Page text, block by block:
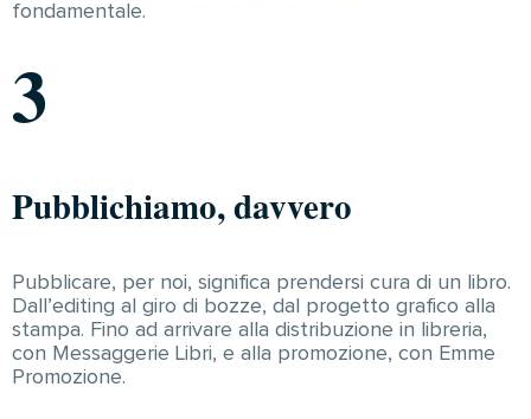
fondamentale.
3
Pubblichiamo, davvero
Pubblicare, per noi, significa prendersi cura di un libro.
Dall’editing al giro di bozze, dal progetto grafico alla
stampa. Fino ad arrivare alla distribuzione in libreria,
con Messaggerie Libri, e alla promozione, con Emme
Promozione.